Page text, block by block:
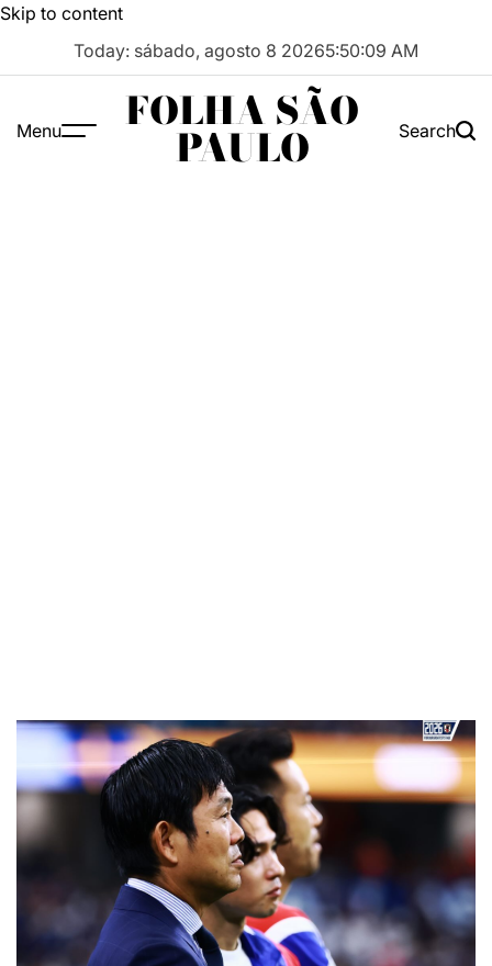
Skip to content
Today: sábado, agosto 8 20265:50:09 AM
Menu FOLHA SÃO
PAULO Search